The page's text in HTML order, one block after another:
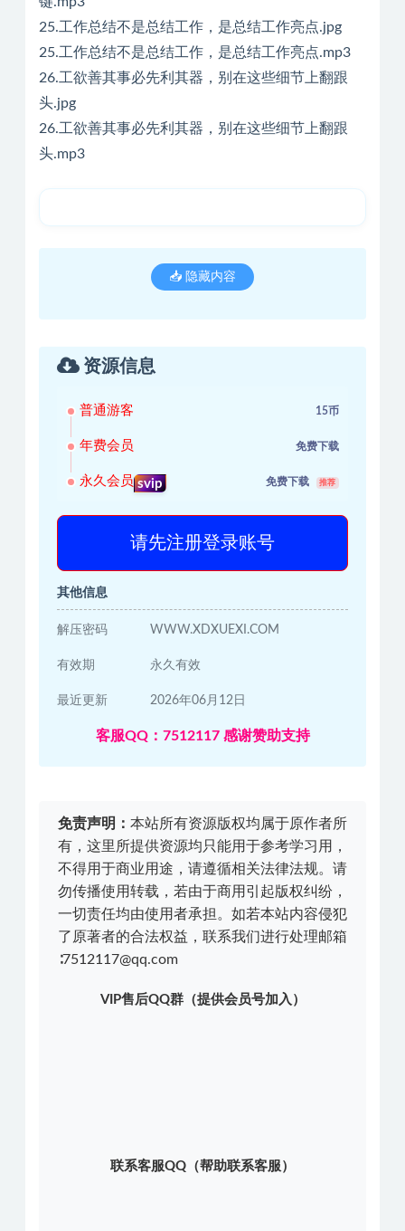
25.工作总结不是总结工作，是总结工作亮点.jpg
25.工作总结不是总结工作，是总结工作亮点.mp3
26.工欲善其事必先利其器，别在这些细节上翻跟
头.jpg
26.工欲善其事必先利其器，别在这些细节上翻跟
头.mp3
📥 隐藏内容
资源信息
普通游客 15币
年费会员 免费下载
永久会员 svip 免费下载 推荐
请先注册登录账号
其他信息
解压密码 WWW.XDXUEXI.COM
有效期 永久有效
最近更新 2026年06月12日
客服QQ：7512117 感谢赞助支持
免责声明： 本站所有资源版权均属于原作者所
有，这里所提供资源均只能用于参考学习用，
不得用于商业用途，请遵循相关法律法规。请
勿传播使用转载，若由于商用引起版权纠纷，
一切责任均由使用者承担。如若本站内容侵犯
了原著者的合法权益，联系我们进行处理邮箱
∶7512117@qq.com
VIP售后QQ群（提供会员号加入）
联系客服QQ（帮助联系客服）